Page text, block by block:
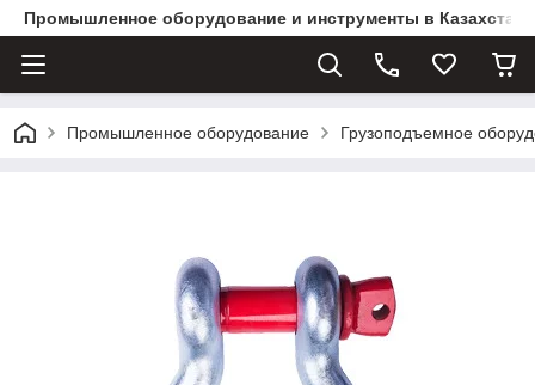
Промышленное оборудование и инструменты в
Промышленное оборудование Грузоподъемное